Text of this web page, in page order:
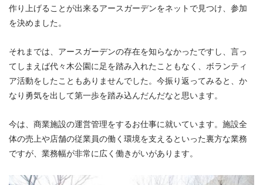
作り上げることが出来るアースガーデンをネットで見つけ、参加
を決めました。
それまでは、アースガーデンの存在を知らなかったですし、言っ
てしまえば代々木公園に足を踏み入れたこともなく、ボランティ
ア活動をしたこともありませんでした。今振り返ってみると、か
なり勇気を出して第一歩を踏み込んだんだなと思います。
今は、商業施設の運営管理をするお仕事に就いています。施設全
体の売上や店舗の従業員の働く環境を支えるといった裏方な業務
ですが、業務幅が非常に広く働きがいがあります。